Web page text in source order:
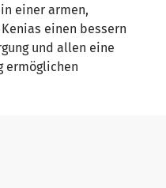
einer armen,
einen bessern
und allen eine
ermöglichen